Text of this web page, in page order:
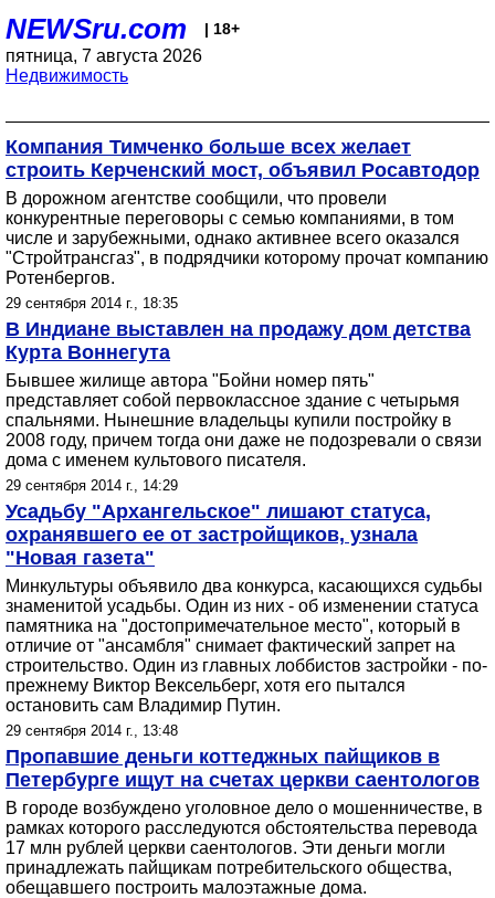
NEWSru.com | 18+
пятница, 7 августа 2026
Недвижимость
Компания Тимченко больше всех желает
строить Керченский мост, объявил Росавтодор
В дорожном агентстве сообщили, что провели
конкурентные переговоры с семью компаниями, в том
числе и зарубежными, однако активнее всего оказался
"Стройтрансгаз", в подрядчики которому прочат компанию
Ротенбергов.
29 сентября 2014 г., 18:35
В Индиане выставлен на продажу дом детства
Курта Воннегута
Бывшее жилище автора "Бойни номер пять"
представляет собой первоклассное здание с четырьмя
спальнями. Нынешние владельцы купили постройку в
2008 году, причем тогда они даже не подозревали о связи
дома с именем культового писателя.
29 сентября 2014 г., 14:29
Усадьбу "Архангельское" лишают статуса,
охранявшего ее от застройщиков, узнала
"Новая газета"
Минкультуры объявило два конкурса, касающихся судьбы
знаменитой усадьбы. Один из них - об изменении статуса
памятника на "достопримечательное место", который в
отличие от "ансамбля" снимает фактический запрет на
строительство. Один из главных лоббистов застройки - по-
прежнему Виктор Вексельберг, хотя его пытался
остановить сам Владимир Путин.
29 сентября 2014 г., 13:48
Пропавшие деньги коттеджных пайщиков в
Петербурге ищут на счетах церкви саентологов
В городе возбуждено уголовное дело о мошенничестве, в
рамках которого расследуются обстоятельства перевода
17 млн рублей церкви саентологов. Эти деньги могли
принадлежать пайщикам потребительского общества,
обещавшего построить малоэтажные дома.